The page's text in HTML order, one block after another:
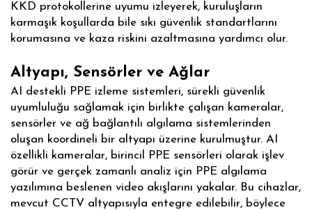
KKD protokollerine uyumu izleyerek, kuruluşların
karmaşık koşullarda bile sıkı güvenlik standartlarını
korumasına ve kaza riskini azaltmasına yardımcı olur.
Altyapı, Sensörler ve Ağlar
AI destekli PPE izleme sistemleri, sürekli güvenlik
uyumluluğu sağlamak için birlikte çalışan kameralar,
sensörler ve ağ bağlantılı algılama sistemlerinden
oluşan koordineli bir altyapı üzerine kurulmuştur. AI
özellikli kameralar, birincil PPE sensörleri olarak işlev
görür ve gerçek zamanlı analiz için PPE algılama
yazılımına beslenen video akışlarını yakalar. Bu cihazlar,
mevcut CCTV altyapısıyla entegre edilebilir, böylece